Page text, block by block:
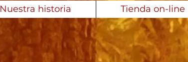
Nuestra historia Tienda on-line